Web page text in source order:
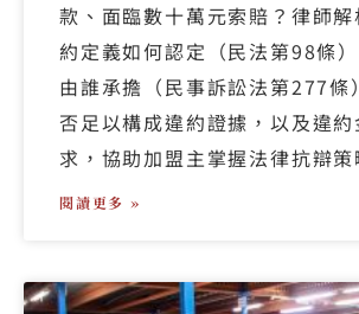
款、面臨數十萬元索賠？律師解
約定義如何認定（民法第98條
由誰承擔（民事訴訟法第277條
否足以構成違約證據，以及違
求，協助加盟主掌握法律抗辯策
閱讀更多 »